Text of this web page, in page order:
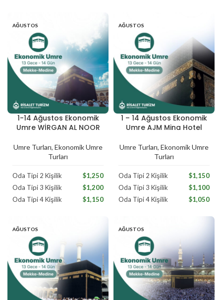
AĞUSTOS
Ağustos
1-14 Ağustos Ekonomik
Umre WİRGAN AL NOOR
Umre Turları, Ekonomik Umre
Turları
Oda Tipi 2 Kişilik
$1,250
Oda Tipi 3 Kişilik
$1,200
Oda Tipi 4 Kişilik
$1,150
AĞUSTOS
Ağustos
1 – 14 Ağustos Ekonomik
Umre AJM Mina Hotel
Umre Turları, Ekonomik Umre
Turları
Oda Tipi 2 Kişilik
$1,150
Oda Tipi 3 Kişilik
$1,100
Oda Tipi 4 Kişilik
$1,050
AĞUSTOS AĞUSTOS